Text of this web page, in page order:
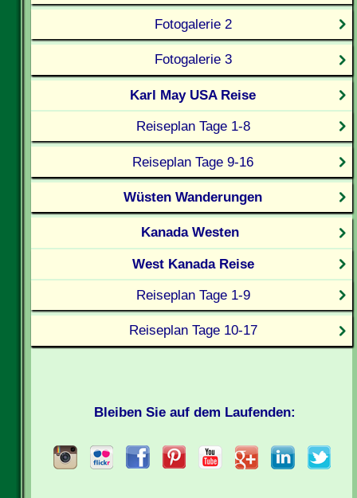
Fotogalerie 2
Fotogalerie 3
Karl May USA Reise
Reiseplan Tage 1-8
Reiseplan Tage 9-16
Wüsten Wanderungen
Kanada Westen
West Kanada Reise
Reiseplan Tage 1-9
Reiseplan Tage 10-17
Bleiben Sie auf dem Laufenden: